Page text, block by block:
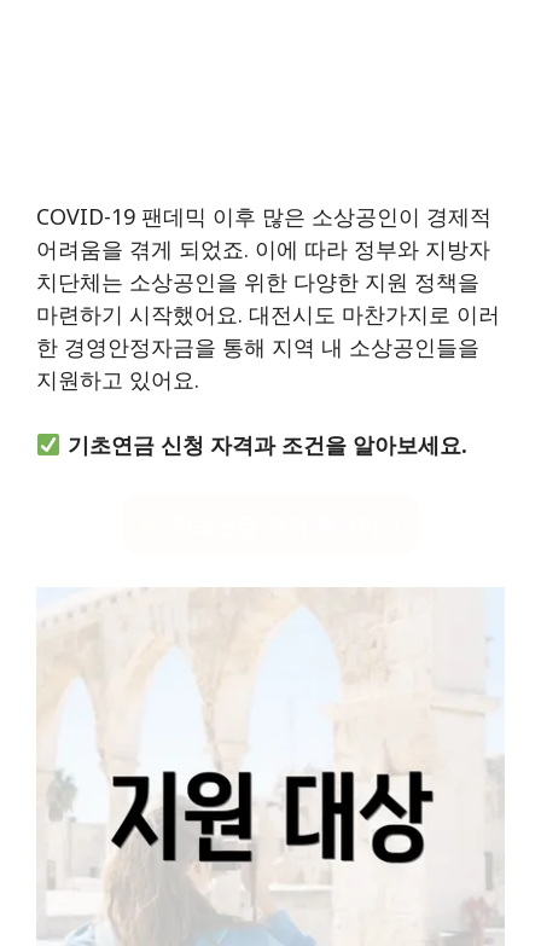
COVID-19 팬데믹 이후 많은 소상공인이 경제적
어려움을 겪게 되었죠. 이에 따라 정부와 지방자
치단체는 소상공인을 위한 다양한 지원 정책을
마련하기 시작했어요. 대전시도 마찬가지로 이러
한 경영안정자금을 통해 지역 내 소상공인들을
지원하고 있어요.
기초연금 신청 자격과 조건을 알아보세요.